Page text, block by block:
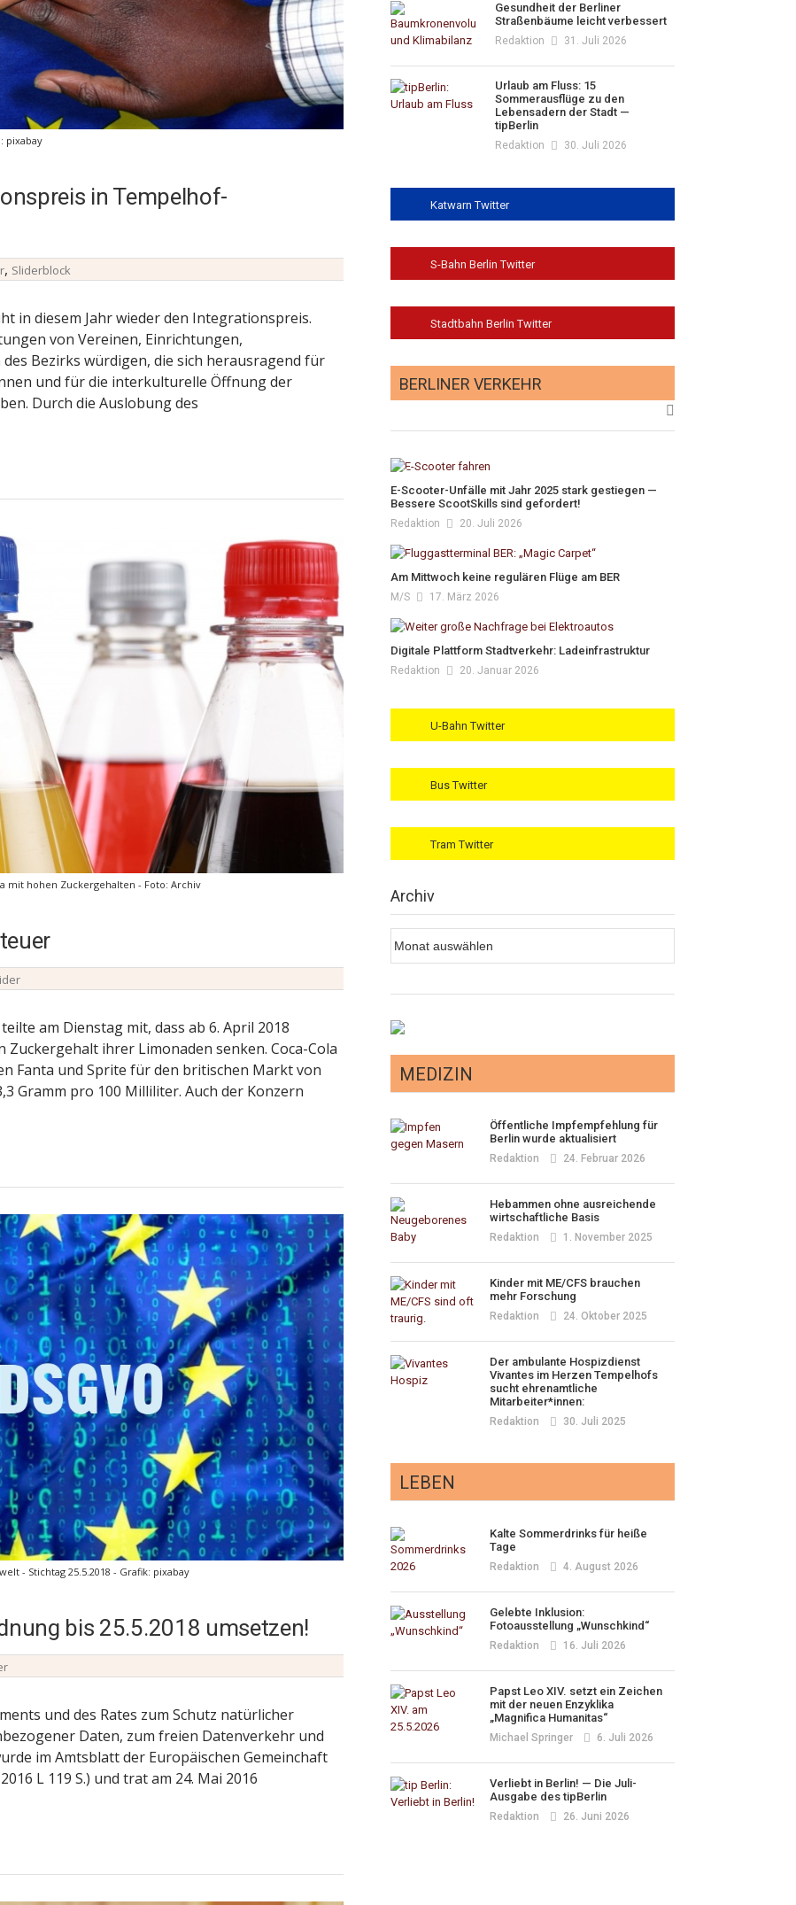
pixabay
in Tempelhof-
, Sliderblock
in diesem Jahr wieder den Integrationspreis.
von Vereinen, Einrichtungen,
Bezirks würdigen, die sich herausragend für
und für die interkulturelle Öffnung der
Durch die Auslobung des
mit hohen Zuckergehalten - Foto: Archiv
am Dienstag mit, dass ab 6. April 2018
ihrer Limonaden senken. Coca-Cola
Fanta und Sprite für den britischen Markt von
Gramm pro 100 Milliliter. Auch der Konzern
- Stichtag 25.5.2018 - Grafik: pixabay
bis 25.5.2018 umsetzen!
und des Rates zum Schutz natürlicher
Daten, zum freien Datenverkehr und
im Amtsblatt der Europäischen Gemeinchaft
L 119 S.) und trat am 24. Mai 2016
Gesundheit der Berliner
Straßenbäume leicht verbessert
Redaktion 31. Juli 2026
Urlaub am Fluss: 15
Sommerausflüge zu den
Lebensadern der Stadt —
tipBerlin
Redaktion 30. Juli 2026
Katwarn Twitter
S-Bahn Berlin Twitter
Stadtbahn Berlin Twitter
BERLINER VERKEHR
E-Scooter-Unfälle mit Jahr 2025 stark gestiegen —
Bessere ScootSkills sind gefordert!
Redaktion 20. Juli 2026
Am Mittwoch keine regulären Flüge am BER
M/s 17. März 2026
Digitale Plattform Stadtverkehr: Ladeinfrastruktur
Redaktion 20. Januar 2026
U-Bahn Twitter
Bus Twitter
Tram Twitter
Archiv
MEDIZIN
Öffentliche Impfempfehlung für
Berlin wurde aktualisiert
Redaktion 24. Februar 2026
Hebammen ohne ausreichende
wirtschaftliche Basis
Redaktion 1. November 2025
Kinder mit ME/CFS brauchen
mehr Forschung
Redaktion 24. Oktober 2025
Der ambulante Hospizdienst
Vivantes im Herzen Tempelhofs
sucht ehrenamtliche
Mitarbeiter*innen:
Redaktion 30. Juli 2025
LEBEN
Kalte Sommerdrinks für heiße
Tage
Redaktion 4. August 2026
Gelebte Inklusion:
Fotoausstellung „Wunschkind“
Redaktion 16. Juli 2026
Papst Leo XIV. setzt ein Zeichen
mit der neuen Enzyklika
„Magnifica Humanitas“
Michael Springer 6. Juli 2026
Verliebt in Berlin! — Die Juli-
Ausgabe des tipBerlin
Redaktion 26. Juni 2026